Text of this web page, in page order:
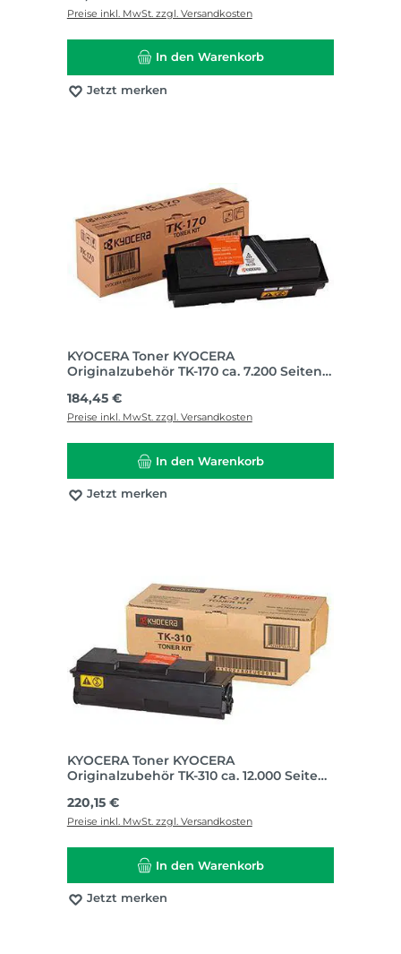
Preise inkl. MwSt. zzgl. Versandkosten
In den Warenkorb
Jetzt merken
KYOCERA Toner KYOCERA
Originalzubehör TK-170 ca. 7.200 Seiten
Regulärer Preis:
184,45 €
Preise inkl. MwSt. zzgl. Versandkosten
In den Warenkorb
Jetzt merken
KYOCERA Toner KYOCERA
Originalzubehör TK-310 ca. 12.000 Seiten
Regulärer Preis:
220,15 €
Preise inkl. MwSt. zzgl. Versandkosten
In den Warenkorb
Jetzt merken